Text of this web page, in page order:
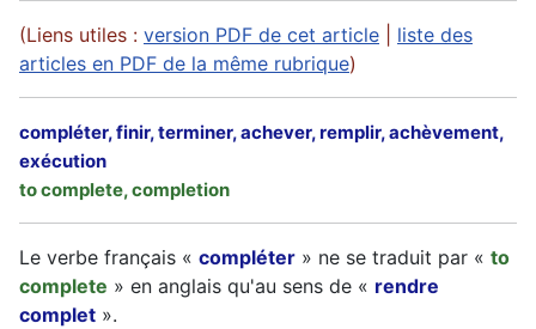
(Liens utiles : version PDF de cet article
liste des
articles en PDF de la même rubrique)
compléter, finir, terminer, achever, remplir, achèvement,
exécution
to complete, completion
Le verbe français « compléter » ne se traduit par « to
complete » en anglais qu'au sens de « rendre
complet ».